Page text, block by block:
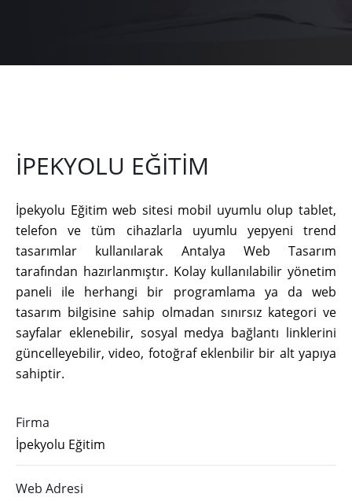
İPEKYOLU EĞITIM
İpekyolu Eğitim web sitesi mobil uyumlu olup tablet,
telefon ve tüm cihazlarla uyumlu yepyeni trend
tasarımlar kullanılarak Antalya Web Tasarım
tarafından hazırlanmıştır. Kolay kullanılabilir yönetim
paneli ile herhangi bir programlama ya da web
tasarım bilgisine sahip olmadan sınırsız kategori ve
sayfalar eklenebilir, sosyal medya bağlantı linklerini
güncelleyebilir, video, fotoğraf eklenbilir bir alt yapıya
sahiptir.
Firma
İpekyolu Eğitim
Web Adresi